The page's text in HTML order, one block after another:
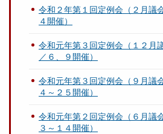
令和２年第１回定例会（２月議
４開催）
令和元年第３回定例会（１２月
／６、９開催）
令和元年第３回定例会（９月議
４～２５開催）
令和元年第２回定例会（６月議
３～１４開催）